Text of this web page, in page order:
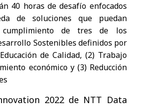
40 horas de desafío enfocados
de soluciones que puedan
de tres de los
Sostenibles definidos por
de Calidad, (2) Trabajo
económico y (3) Reducción
2022 de NTT Data